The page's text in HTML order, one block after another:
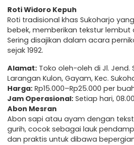
Roti Widoro Kepuh
Roti tradisional khas Sukoharjo
bebek, memberikan tekstur lembut
Sering disajikan dalam acara
sejak 1992.
Alamat: Toko oleh-oleh di Jl. Jend.
Larangan Kulon, Gayam, Kec.
Harga: Rp15.000–Rp25.000 per
Jam Operasional: Setiap hari,
Abon Mesran
Abon sapi atau ayam dengan
gurih, cocok sebagai lauk
dan praktis untuk dibawa